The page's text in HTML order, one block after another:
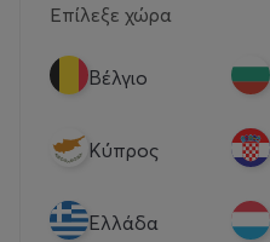
Επίλεξε χώρα
Βέλγιο
Κύπρος
Eλλάδα